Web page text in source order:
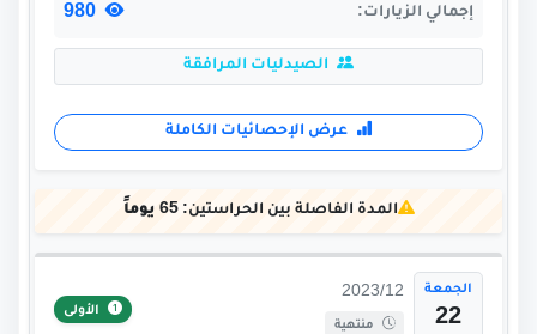
إجمالي الزيارات:
الصيدليات المرافقة
عرض الإحصائيات الكاملة
المدة الفاصلة بين الحراستين:65 يوماً
الجمعة
22
2023/12
منتهية
الأولى